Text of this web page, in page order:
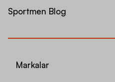
Sportmen Blog
Markalar